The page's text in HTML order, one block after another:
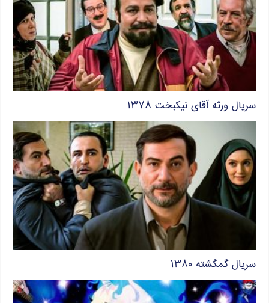
سریال ورثه آقای نیکبخت ۱۳۷۸
سریال گمگشته ۱۳۸۰